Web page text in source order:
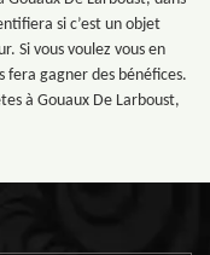
si c’est un objet
Si vous voulez vous en
fera gagner des bénéfices.
à Gouaux De Larboust,